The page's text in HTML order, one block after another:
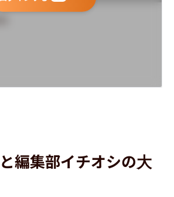
編集部イチオシの大